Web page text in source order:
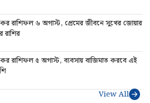
রাশিফল ৬ অগাস্ট, প্রেমের জীবনে সুখের জোয়ার
রাশির
রাশিফল ৫ অগাস্ট, ব্যবসায় বাজিমাত করবে এই
View All